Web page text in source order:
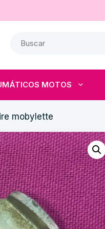
MOTOS
mobylette